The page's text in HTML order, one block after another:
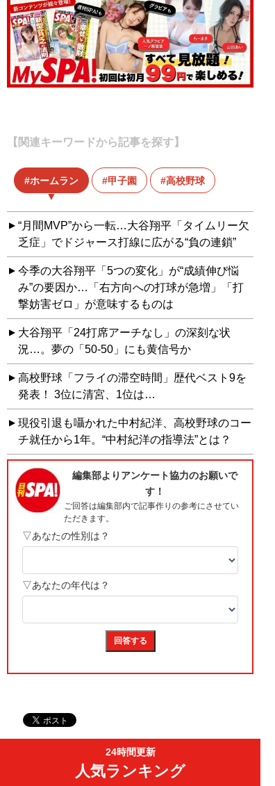
【関連キーワードから記事を探す】
ホームラン 甲子園 高校野球
“月間MVP”から一転…大谷翔平「タイムリー欠
乏症」でドジャース打線に広がる“負の連鎖”
今季の大谷翔平「5つの変化」が“成績伸び悩
み”の要因か…「右方向への打球が急増」「打
撃妨害ゼロ」が意味するものは
大谷翔平「24打席アーチなし」の深刻な状
況…。夢の「50-50」にも黄信号か
高校野球「フライの滞空時間」歴代ベスト9を
発表！ 3位に清宮、1位は…
現役引退も囁かれた中村紀洋、高校野球のコー
チ就任から1年。“中村紀洋の指導法”とは？
24時間更新
人気ランキング